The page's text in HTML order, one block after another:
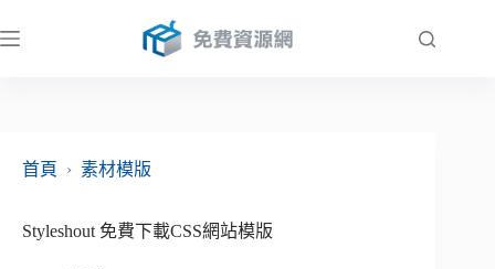
至
首頁
› 素材模版
Styleshout 免費下載CSS網站模版